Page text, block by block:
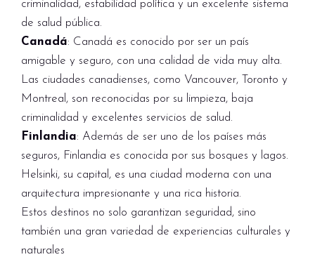
criminalidad, estabilidad política y un excelente sistema
de salud pública.
Canadá: Canadá es conocido por ser un país
amigable y seguro, con una calidad de vida muy alta.
Las ciudades canadienses, como Vancouver, Toronto y
Montreal, son reconocidas por su limpieza, baja
criminalidad y excelentes servicios de salud.
Finlandia: Además de ser uno de los países más
seguros, Finlandia es conocida por sus bosques y lagos.
Helsinki, su capital, es una ciudad moderna con una
arquitectura impresionante y una rica historia.
Estos destinos no solo garantizan seguridad, sino
también una gran variedad de experiencias culturales y
naturales